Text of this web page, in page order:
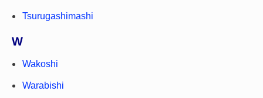
Tsurugashimashi
W
Wakoshi
Warabishi